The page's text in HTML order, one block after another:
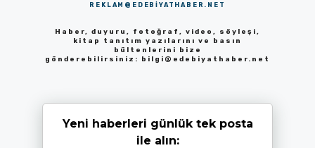
REKLAM@EDEBIYATHABER.NET
Haber, duyuru, fotoğraf, video, söyleşi,
kitap tanıtım yazılarını ve basın
bültenlerini bize
gönderebilirsiniz: bilgi@edebiyathaber.net
Yeni haberleri günlük tek posta
ile alın: